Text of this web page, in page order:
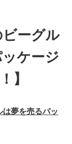
ビーグル
ケージ
】
は夢を売るパッ